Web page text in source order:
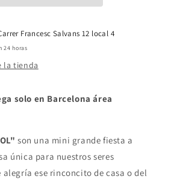
Francesc Salvans 12 local 4
24 horas
la tienda
solo en Barcelona área
son una mini grande fiesta a
única para nuestros seres
alegría ese rinconcito de casa o del